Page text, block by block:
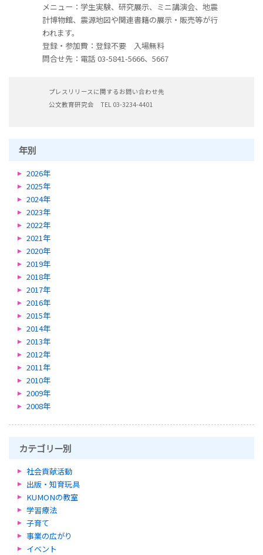
メニュー：学生実験、研究展示、ミニ講演会、地震
計博物館、震源地図や関連書籍の展示・販売等が行
われます。
登録・参加費：登録不要 入場無料
問合せ先：電話 03-5841-5666、5667
プレスリリースに関するお問い合わせ先
公文教育研究会 TEL 03-3234-4401
年別
2026年
2025年
2024年
2023年
2022年
2021年
2020年
2019年
2018年
2017年
2016年
2015年
2014年
2013年
2012年
2011年
2010年
2009年
2008年
カテゴリー別
社会貢献活動
出版・知育玩具
KUMONの教室
学習療法
子育て
事業の広がり
イベント